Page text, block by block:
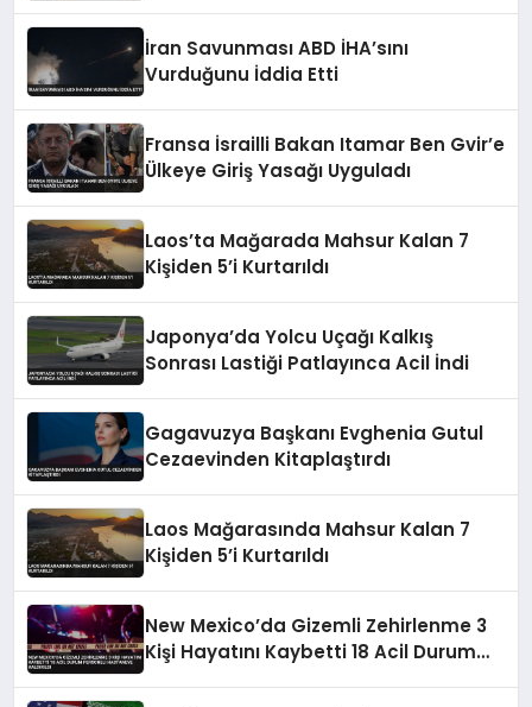
İran Savunması ABD İHA’sını
Vurduğunu İddia Etti
Fransa İsrailli Bakan Itamar Ben Gvir’e
Ülkeye Giriş Yasağı Uyguladı
Laos’ta Mağarada Mahsur Kalan 7
Kişiden 5’i Kurtarıldı
Japonya’da Yolcu Uçağı Kalkış
Sonrası Lastiği Patlayınca Acil İndi
Gagavuzya Başkanı Evghenia Gutul
Cezaevinden Kitaplaştırdı
Laos Mağarasında Mahsur Kalan 7
Kişiden 5’i Kurtarıldı
New Mexico’da Gizemli Zehirlenme 3
Kişi Hayatını Kaybetti 18 Acil Durum